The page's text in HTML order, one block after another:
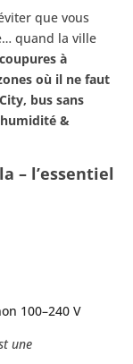
que vous
quand la ville
à
où il ne faut
bus sans
&
– l’essentiel
100–240 V
une